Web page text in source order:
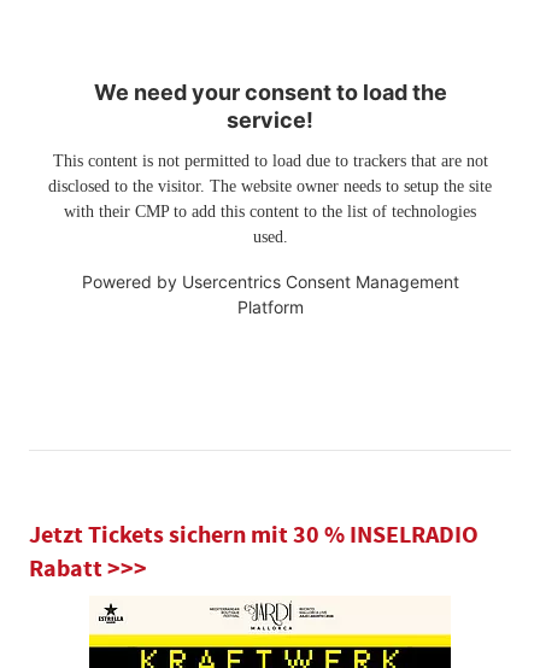
We need your consent to load the
service!
This content is not permitted to load due to trackers that are not
disclosed to the visitor. The website owner needs to setup the site
with their CMP to add this content to the list of technologies
used.
Powered by Usercentrics Consent Management
Platform
Jetzt Tickets sichern mit 30 % INSELRADIO
Rabatt >>>